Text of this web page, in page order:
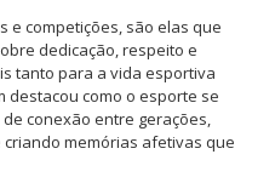
e competições, são elas que
dedicação, respeito e
tanto para a vida esportiva
destacou como o esporte se
conexão entre gerações,
memórias afetivas que